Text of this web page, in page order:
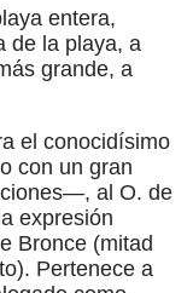
entera,
de la playa, a
grande, a
el conocidísimo
con un gran
al O. de
expresión
Bronce (mitad
Pertenece a